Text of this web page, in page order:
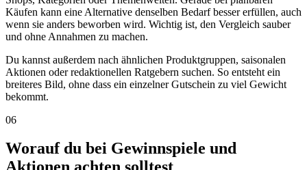
Käufen kann eine Alternative denselben Bedarf besser erfüllen, auch
wenn sie anders beworben wird. Wichtig ist, den Vergleich sauber
und ohne Annahmen zu machen.
Du kannst außerdem nach ähnlichen Produktgruppen, saisonalen
Aktionen oder redaktionellen Ratgebern suchen. So entsteht ein
breiteres Bild, ohne dass ein einzelner Gutschein zu viel Gewicht
bekommt.
06
Worauf du bei Gewinnspiele und